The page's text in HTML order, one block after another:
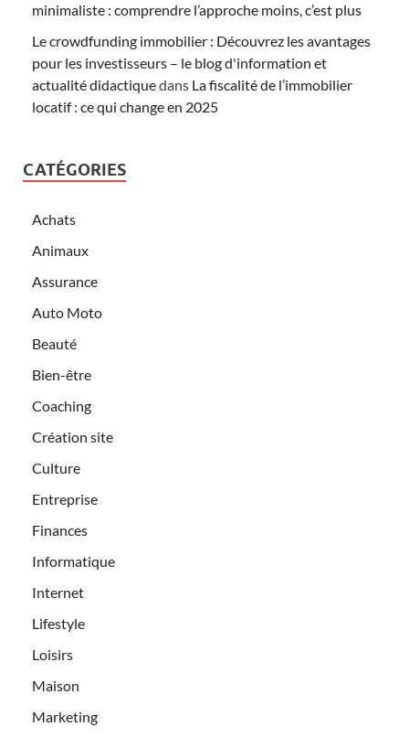
minimaliste : comprendre l’approche moins, c’est plus
Le crowdfunding immobilier : Découvrez les avantages
pour les investisseurs – le blog d'information et
actualité didactiquedans La fiscalité de l’immobilier
locatif : ce qui change en 2025
CATÉGORIES
Achats
Animaux
Assurance
Auto Moto
Beauté
Bien-être
Coaching
Création site
Culture
Entreprise
Finances
Informatique
Internet
Lifestyle
Loisirs
Maison
Marketing